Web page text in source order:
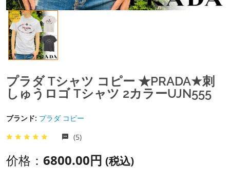
プラダ Tシャツ コピー ★PRADA★刺
しゅうロゴ Tシャツ 2カラーUJN555
ブランド: プラダ コピー
(5)
价格： 6800.00円 (税込)